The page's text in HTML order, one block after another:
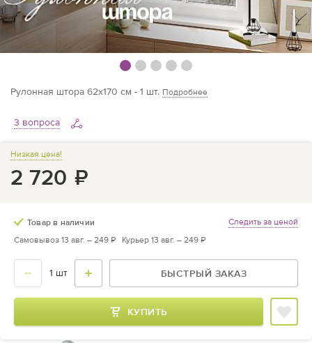
Рулонная штора 62х170 см - 1 шт. Подробнее
3 вопроса
Низкая цена!
2 720 ₽
Товар в наличии
Следить за ценой
Самовывоз 13 авг. – 249 ₽ Курьер 13 авг. – 249 ₽
БЫСТРЫЙ ЗАКАЗ
КУПИТЬ